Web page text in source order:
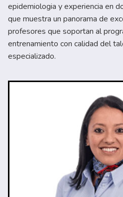
epidemiologia y experiencia en
que muestra un panorama de
profesores que soportan al
entrenamiento con calidad del
especializado.